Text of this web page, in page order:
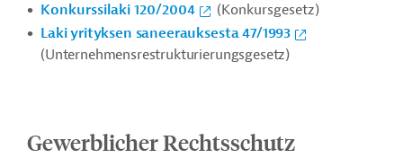
Konkurssilaki 120/2004
(Konkursgesetz)
Laki yrityksen saneerauksesta 47/1993
(Unternehmensrestrukturierungsgesetz)
Gewerblicher Rechtsschutz